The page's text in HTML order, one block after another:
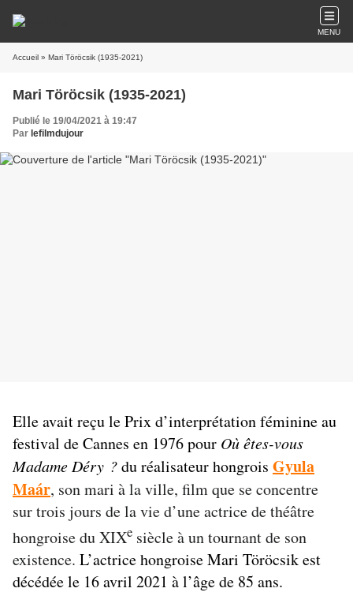
MENU
Accueil » Mari Töröcsik (1935-2021)
Mari Töröcsik (1935-2021)
Publié le 19/04/2021 à 19:47
Par lefilmdujour
Elle avait reçu le Prix d’interprétation féminine au
festival de Cannes en 1976 pour Où êtes-vous
Madame Déry ?du réalisateur hongrois Gyula
Maár, son mari à la ville, film que se concentre
sur trois jours de la vie d’une actrice de théâtre
hongroise du XIXe siècle à un tournant de son
existence. L’actrice hongroise Mari Töröcsik est
décédée le 16 avril 2021 à l’âge de 85 ans.